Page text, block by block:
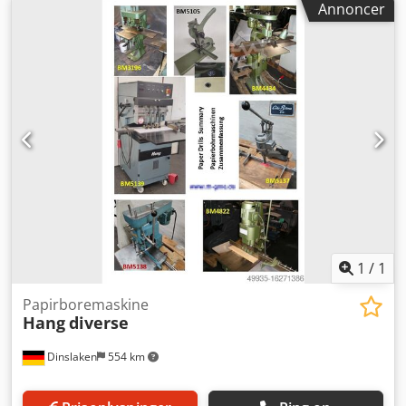
Det er afgørende at teste maskinens funktionalitet
før køb. Dette inkluderer at tænde for maskinen for
at sikre, at den kører glat og effektivt. Vær
opmærksom på ujævnheder eller usædvanlige lyde,
da disse kan indikere interne problemer. Test også
maskinens evne til præcist og rent at bore i
forskellige papirtykkelser.
Undersøgelse af mærke og model
Reputationen af en maskines mærke og model kan
give værdifuld information om dens pålidelighed og
kvalitet. Søg online efter anmeldelser eller feedback
fra tidligere brugere for den specifikke model, og
rapporteret af andre brugere, såsom mekanisk
svigt eller ineffektivitet.
Kontroller vedligeholdelseshistorik
En velvedligeholdt maskine vil have en længere
Annoncer
1 / 1
Dinslaken 554 km
Papirboremaskine
Hangdiverse